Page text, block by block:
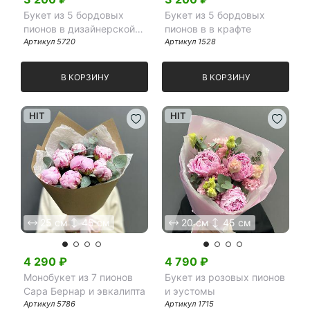
Букет из 5 бордовых
пионов в дизайнерской
упаковке
Артикул 5720
В КОРЗИНУ
Букет из 5 бордовых
пионов в в крафте
Артикул 1528
В КОРЗИНУ
25 см 45 см
HIT
4 290 ₽
Монобукет из 7 пионов
Сара Бернар и эвкалипта
Артикул 5786
20 см 45 см
HIT
4 790 ₽
Букет из розовых пионов
и эустомы
Артикул 1715